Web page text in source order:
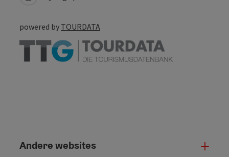
powered by TOURDATA
Andere websites